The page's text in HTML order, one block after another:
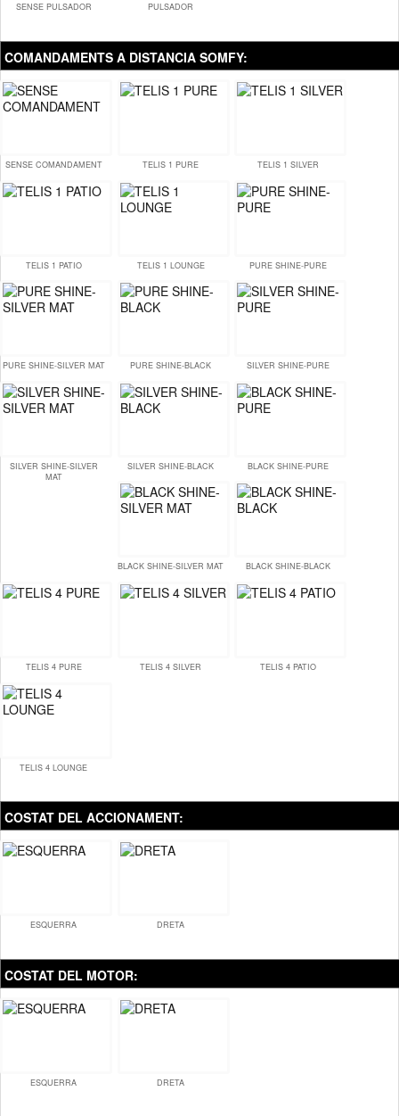
SENSE PULSADOR PULSADOR
COMANDAMENTS A DISTANCIA SOMFY:
SENSE COMANDAMENT TELIS 1 PURE TELIS 1 SILVER
TELIS 1 PATIO TELIS 1 LOUNGE PURE SHINE-PURE
PURE SHINE-SILVER MAT PURE SHINE-BLACK SILVER SHINE-PURE
SILVER SHINE-SILVER
MAT
SILVER SHINE-BLACK BLACK SHINE-PURE
BLACK SHINE-SILVER MAT BLACK SHINE-BLACK
TELIS 4 PURE TELIS 4 SILVER TELIS 4 PATIO
TELIS 4 LOUNGE
COSTAT DEL ACCIONAMENT:
ESQUERRA DRETA
COSTAT DEL MOTOR:
ESQUERRA DRETA